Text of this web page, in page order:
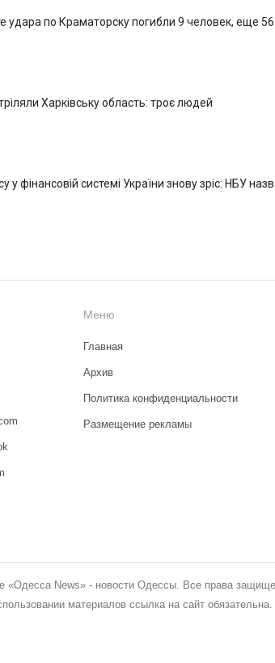
удара по Краматорску погибли 9 человек, еще
Харківську область: троє людей
у фінансовій системі України знову зріс: НБУ
Меню
Главная
Архив
Политика конфиденциальности
Размещение рекламы
«Одесса News» - новости Одессы. Все права
материалов ссылка на сайт обязательна.